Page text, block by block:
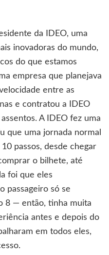
da IDEO, uma
inovadoras do mundo,
do que estamos
empresa que planejava
entre as
e contratou a IDEO
A IDEO fez uma
que uma jornada normal
passos, desde chegar
o bilhete, até
foi que eles
passageiro só se
8 — então, tinha muita
antes e depois do
em todos eles,